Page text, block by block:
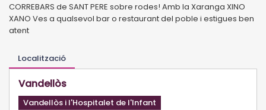
CORREBARS de SANT PERE sobre rodes! Amb la Xaranga XINO
XANO Ves a qualsevol bar o restaurant del poble i estigues ben
atent
Localització
Vandellòs
Vandellòs i l'Hospitalet de l'Infant